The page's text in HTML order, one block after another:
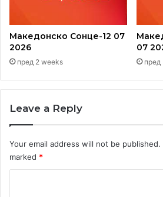
Македонско Сонце-12 07
2026
пред 2 weeks
07
пред
Leave a Reply
Your email address will not be published.
marked *